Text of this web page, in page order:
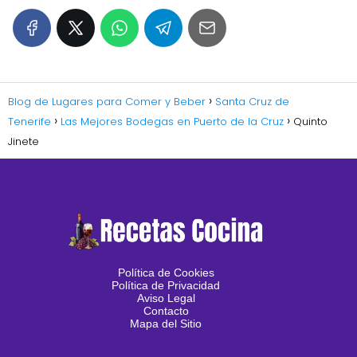
Blog de Lugares para Comer y Beber
Santa Cruz de
Tenerife
Las Mejores Bodegas en Puerto de la Cruz
Quinto
Jinete
Política de Cookies
Política de Privacidad
Aviso Legal
Contacto
Mapa del Sitio